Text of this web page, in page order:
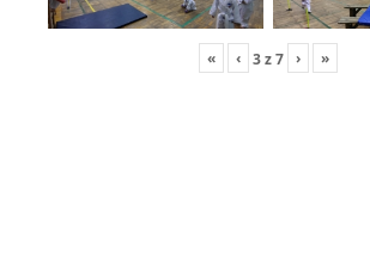
« ‹ 3z7 › »